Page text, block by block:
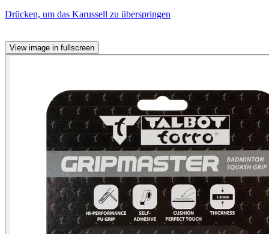
Drücken, um das Karussell zu überspringen
View image in fullscreen